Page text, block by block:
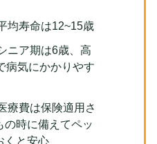
均寿命は12~15歳
ニア期は6歳、高
病気にかかりやす
療費は保険適用さ
の時に備えてペッ
くと安心